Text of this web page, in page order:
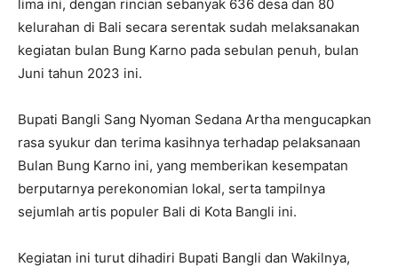
lima ini, dengan rincian sebanyak 636 desa dan 80
kelurahan di Bali secara serentak sudah melaksanakan
kegiatan bulan Bung Karno pada sebulan penuh, bulan
Juni tahun 2023 ini.
Bupati Bangli Sang Nyoman Sedana Artha mengucapkan
rasa syukur dan terima kasihnya terhadap pelaksanaan
Bulan Bung Karno ini, yang memberikan kesempatan
berputarnya perekonomian lokal, serta tampilnya
sejumlah artis populer Bali di Kota Bangli ini.
Kegiatan ini turut dihadiri Bupati Bangli dan Wakilnya,